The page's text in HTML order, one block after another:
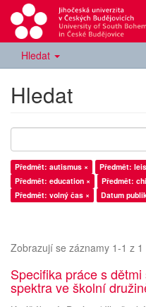
Hledat
Hledat
Předmět: autismus × Předmět:
Předmět: education ×
Předmět:
Předmět: volný čas ×
Datum
Zobrazují se záznamy 1-1 z 1
Specifika práce s
spektra ve školní